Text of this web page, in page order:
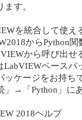
す。
を統合して使え
からPython関
から呼び出せ
LabVIEWベースパ
ッケージをお持ち
」→「 Python 」に
2018ヘルプ